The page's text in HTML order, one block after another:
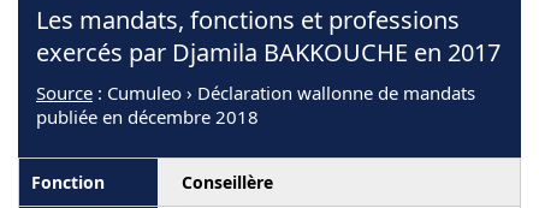
Les mandats, fonctions et professions
exercés par Djamila BAKKOUCHE en 2017
Source : Cumuleo › Déclaration wallonne de mandats
publiée en décembre 2018
Conseillère